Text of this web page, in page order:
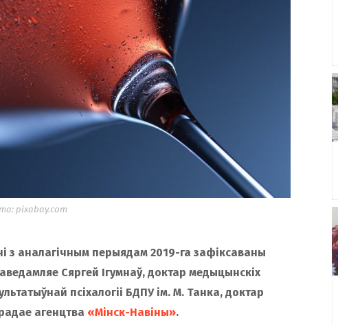
pixabay.com
з аналагічным перыядам 2019-га зафіксаваны
Сяргей Ігумнаў, доктар медыцынскіх
псіхалогіі БДПУ ім. М. Танка, доктар
агенцтва «Мінск-Навіны».